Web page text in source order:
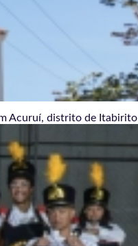
Acuruí, distrito de Itabirito